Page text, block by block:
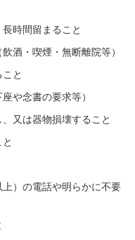
時間留まること
酒・喫煙・無断離院等）
と
や念書の要求等）
又は器物損壊すること
）の電話や明らかに不要